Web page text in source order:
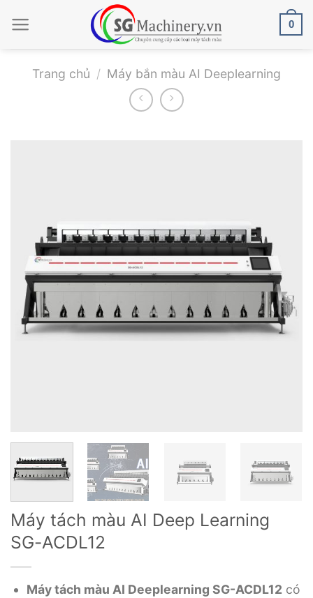
qua
0
Trang chủ / Máy bắn màu AI Deeplearning
Máy tách màu AI Deep Learning
SG-ACDL12
Máy tách màu AI Deeplearning SG-ACDL12 có